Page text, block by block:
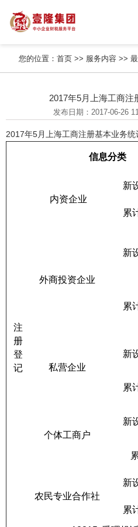
您的位置：首页 >> 服务内容 >>
2017年5月上海工商
发布日期：2017-06-26
2017年5月上海工商注册基本业务统
信息分类
注
册
登
记
内资企业
新
累
外商投资企业
新
累
私营企业
新
累
个体工商户
新
农民专业合作社
新
累